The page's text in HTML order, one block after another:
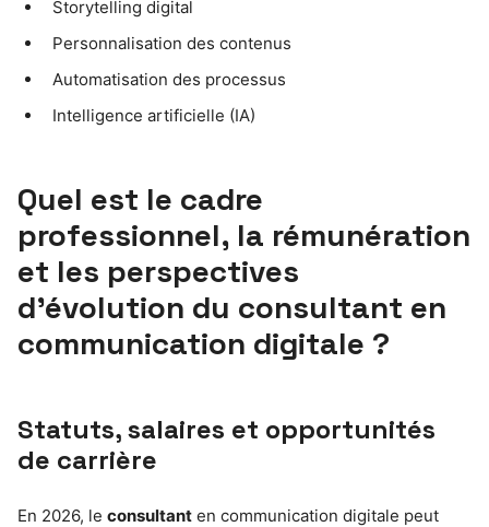
Storytelling digital
Personnalisation des contenus
Automatisation des processus
Intelligence artificielle (IA)
Quel est le cadre
professionnel, la rémunération
et les perspectives
d’évolution du consultant en
communication digitale ?
Statuts, salaires et opportunités
de carrière
En 2026, le consultant en communication digitale peut